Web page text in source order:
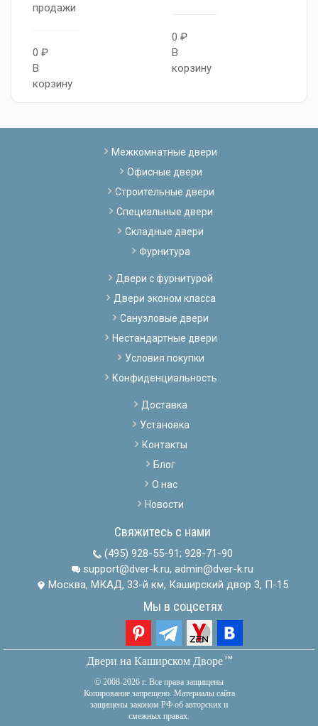
продажи
0 ₽
В
корзину
0 ₽
В
корзину
Межкомнатные двери
Офисные двери
Строительные двери
Специальные двери
Складные двери
Фурнитура
Двери с фурнитурой
Двери эконом класса
Санузловые двери
Нестандартные двери
Условия покупки
Конфиденциальность
Доставка
Установка
Контакты
Блог
О нас
Новости
Свяжитесь с нами
(495) 928-55-91; 928-71-90
support@dver-k.ru, admin@dver-k.ru
Москва, МКАД, 33-й км, Каширский двор 3, П-15
Мы в соцсетях
Двери на Каширском Дворетм
© 2008-2026 г. Все права защищены
Копирование запрещено. Материалы сайта
защищены законом РФ об авторских и
смежных правах.